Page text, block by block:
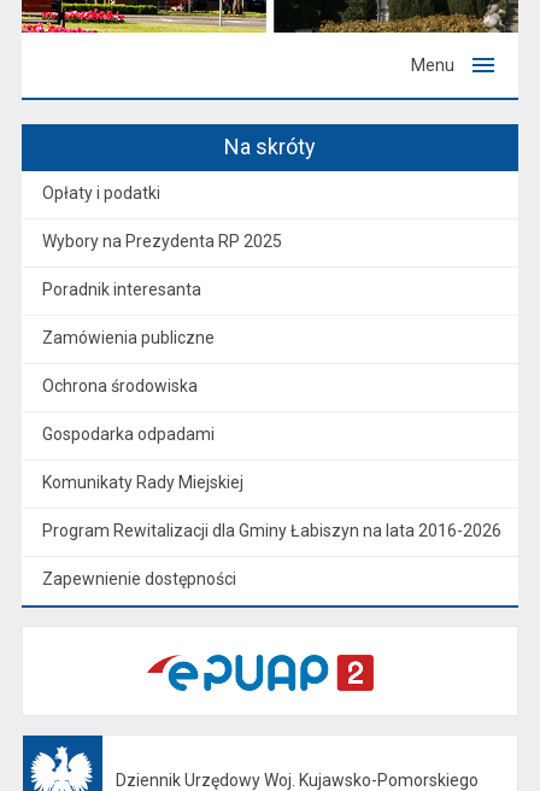
Menu
Na skróty
Opłaty i podatki
Wybory na Prezydenta RP 2025
Poradnik interesanta
Zamówienia publiczne
Ochrona środowiska
Gospodarka odpadami
Komunikaty Rady Miejskiej
Program Rewitalizacji dla Gminy Łabiszyn na lata 2016-2026
Zapewnienie dostępności
Dziennik Urzędowy Woj. Kujawsko-Pomorskiego